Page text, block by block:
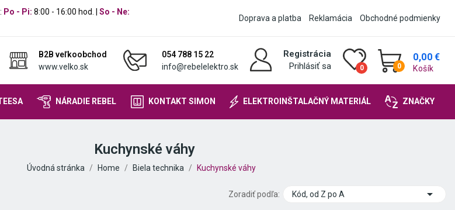
Po - Pi: 8:00 - 16:00 hod. | So - Ne:
Doprava a platba Reklamácia Obchodné podmienky
B2B veľkoobchod
www.velko.sk
054 788 15 22
info@rebelelektro.sk
Registrácia
Prihlásiť sa
0
0,00 €
Košík
0
NÁRADIE REBEL KONTAKT SIMON ELEKTROINŠTALAČNÝ MATERIÁL ZNAČKY
Kuchynské váhy
Úvodná stránka Home Biela technika Kuchynské váhy
Zoradiť podľa: Kód, od Z po A 